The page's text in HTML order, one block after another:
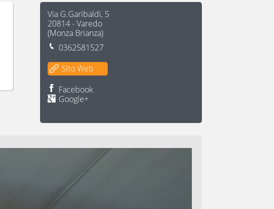
Via G.Garibaldi, 5
20814-Varedo
(Monza Brianza)
0362581527
Sito Web
Facebook
Google+